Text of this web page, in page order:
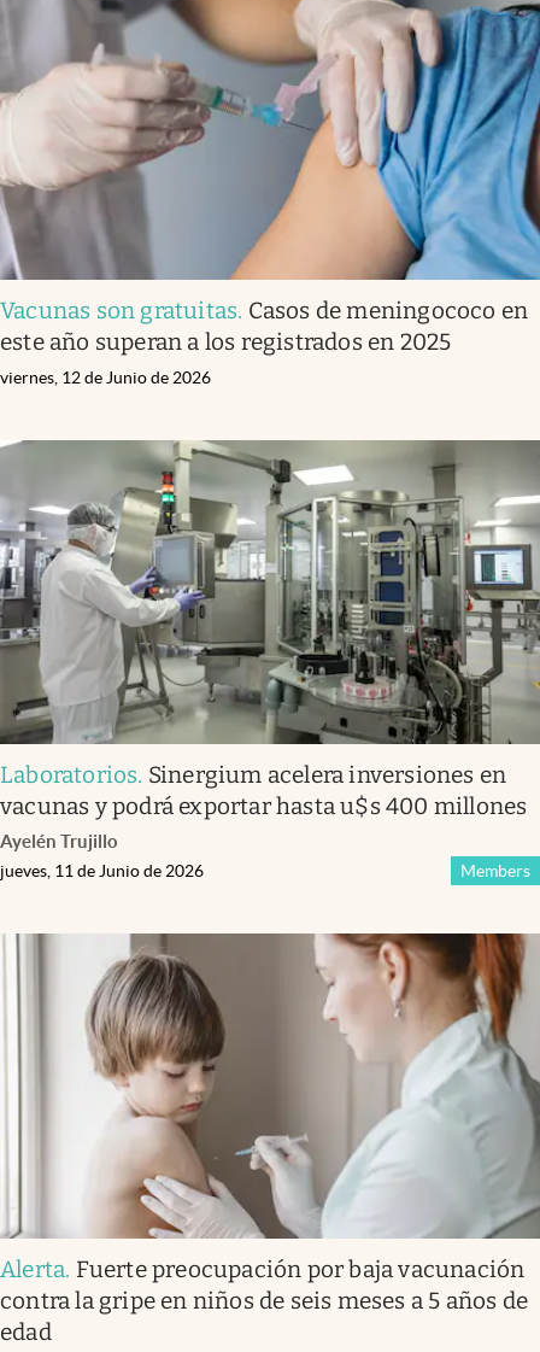
Vacunas son gratuitas. Casos de meningococo en
este año superan a los registrados en 2025
viernes, 12 de Junio de 2026
Laboratorios. Sinergium acelera inversiones en
vacunas y podrá exportar hasta u$s 400 millones
Ayelén Trujillo
Members
jueves, 11 de Junio de 2026
Alerta. Fuerte preocupación por baja vacunación
contra la gripe en niños de seis meses a 5 años de
edad